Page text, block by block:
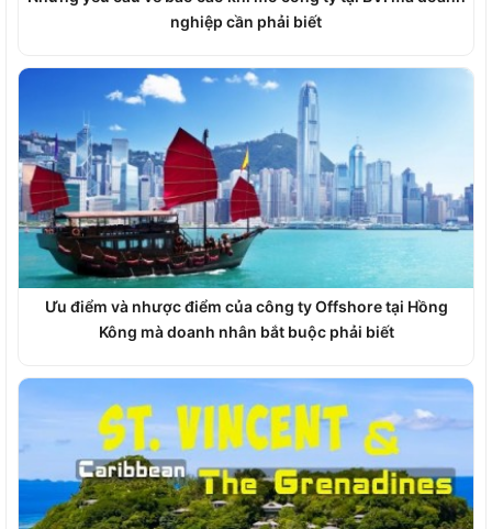
nghiệp cần phải biết
Ưu điểm và nhược điểm của công ty Offshore tại Hồng
Kông mà doanh nhân bắt buộc phải biết